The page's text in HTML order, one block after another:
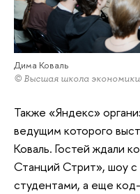
Дима Коваль
© Высшая школа экономики
Также «Яндекс»
ведущим которого
Коваль. Гостей ждали
Станций Стрит», шоу с
студентами, а еще